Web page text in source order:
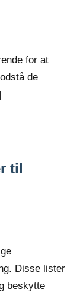
for at
de
til
Disse lister
beskytte